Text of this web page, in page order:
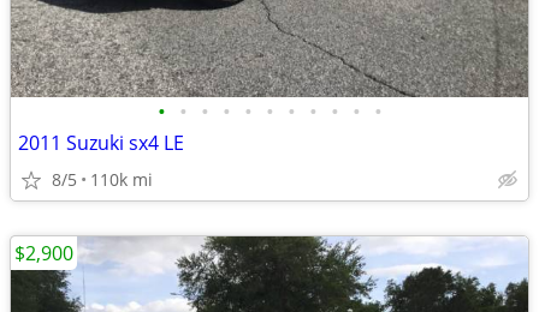
• • • • • • • • • • •
2011 Suzuki sx4 LE
8/5 110k mi
$2,900